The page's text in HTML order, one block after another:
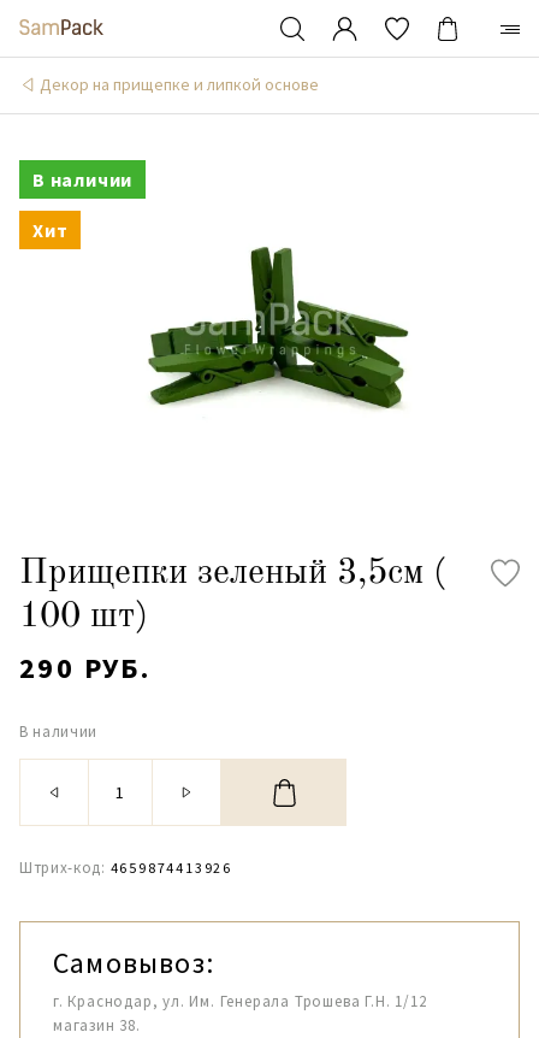
Декор на прищепке и липкой основе
В наличии
Хит
Прищепки зеленый 3,5см (
100 шт)
290 РУБ.
В наличии
Штрих-код: 4659874413926
Самовывоз:
г. Краснодар, ул. Им. Генерала Трошева Г.Н. 1/12
магазин 38.